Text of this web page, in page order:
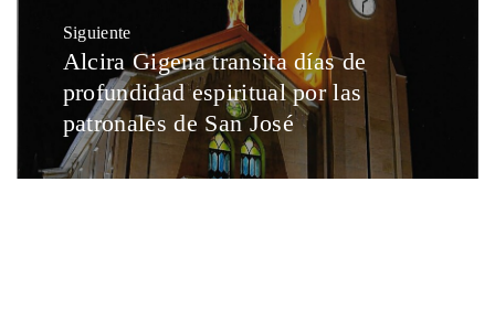
Siguiente
Alcira Gigena transita días de
profundidad espiritual por las
patronales de San José